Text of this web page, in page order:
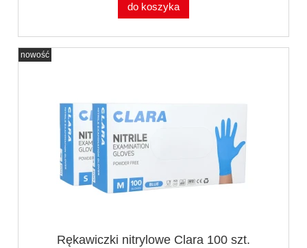
do koszyka
Rękawiczki nitrylowe Clara 100 szt.
nowość